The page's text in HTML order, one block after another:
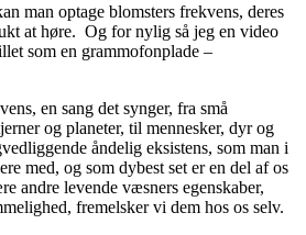
man optage blomsters frekvens, deres
at høre. Og for nylig så jeg en video
som en grammofonplade –
en sang det synger, fra små
og planeter, til mennesker, dyr og
åndelig eksistens, som man i
med, og som dybest set er en del af os
andre levende væsners egenskaber,
fremelsker vi dem hos os selv.